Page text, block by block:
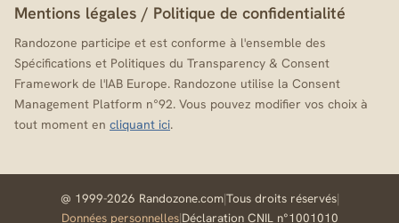
Mentions légales / Politique de confidentialité
Randozone participe et est conforme à l'ensemble des
Spécifications et Politiques du Transparency & Consent
Framework de l'IAB Europe. Randozone utilise la Consent
Management Platform n°92. Vous pouvez modifier vos choix à
tout moment en cliquant ici.
@ 1999-2026 Randozone.com|Tous droits réservés|
Données personnelles|Déclaration CNIL n°1001010